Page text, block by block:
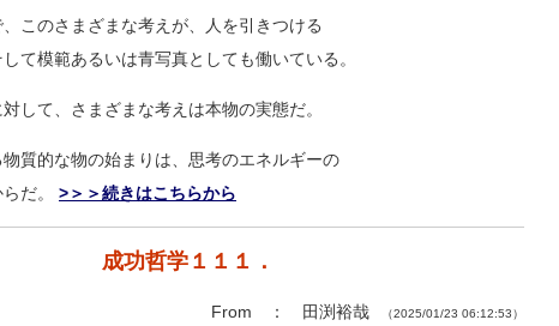
このさまざまな考えが、人を引きつける
て模範あるいは青写真としても働いている。
して、さまざまな考えは本物の実態だ。
質的な物の始まりは、思考のエネルギーの
だ。 >＞＞続きはこちらから
成功哲学１１１．
From ： 田渕裕哉 （2025/01/23 06:12:53）